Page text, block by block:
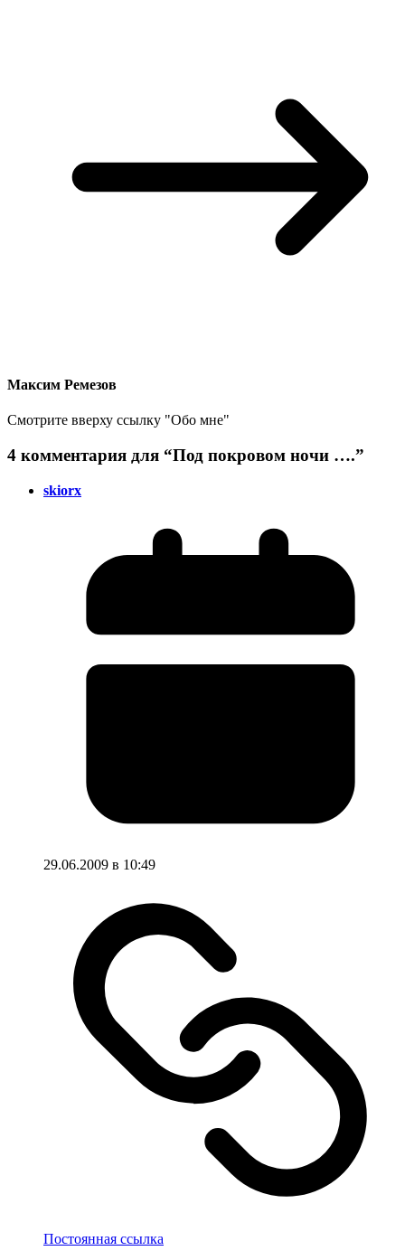
Максим Ремезов
Смотрите вверху ссылку "Обо мне"
4 комментария для “Под покровом ночи ….”
skiorx
29.06.2009 в 10:49
Постоянная ссылка